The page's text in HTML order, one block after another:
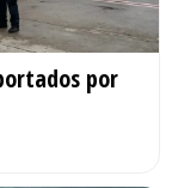
por